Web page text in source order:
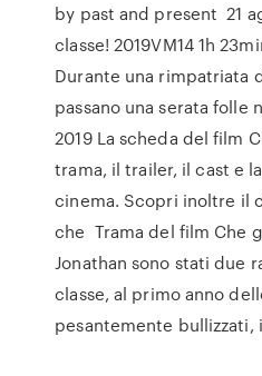
by past and present 21
classe! 2019VM14 1h
Durante una rimpatriata
passano una serata
2019 La scheda del film
trama, il trailer, il cast e
cinema. Scopri inoltre il
che Trama del film Che
Jonathan sono stati due
classe, al primo anno
pesantemente bullizzati,